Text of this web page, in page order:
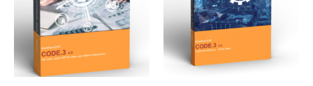
Varianten
auf.
können